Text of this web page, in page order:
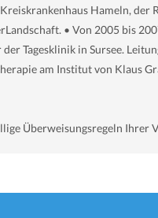
Hameln, der
• Von 2005 bis
Tagesklinik in Sursee.
am Institut von Klaus
Überweisungsregeln Ihrer